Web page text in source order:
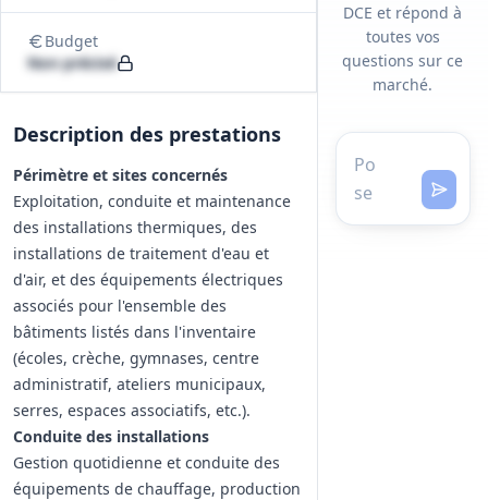
Budget
Non précisé
Description des prestations
Périmètre et sites concernés
Exploitation, conduite et maintenance
des installations thermiques, des
installations de traitement d'eau et
d'air, et des équipements électriques
associés pour l'ensemble des
bâtiments listés dans l'inventaire
(écoles, crèche, gymnases, centre
administratif, ateliers municipaux,
serres, espaces associatifs, etc.).
Conduite des installations
Gestion quotidienne et conduite des
équipements de chauffage, production
DCE et répond à
toutes vos
questions sur ce
marché.